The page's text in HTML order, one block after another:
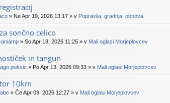
» Ne Apr 19, 2026 13:17 » v Popravila, gradnja, obnova
sončno celico
» So Apr 18, 2026 11:25 » v Mali oglasi Morjeplovcev
in tangun
» Po Apr 13, 2026 09:33 » v Mali oglasi Morjeplovcev
10km
» Če Apr 09, 2026 12:27 » v Mali oglasi Morjeplovcev